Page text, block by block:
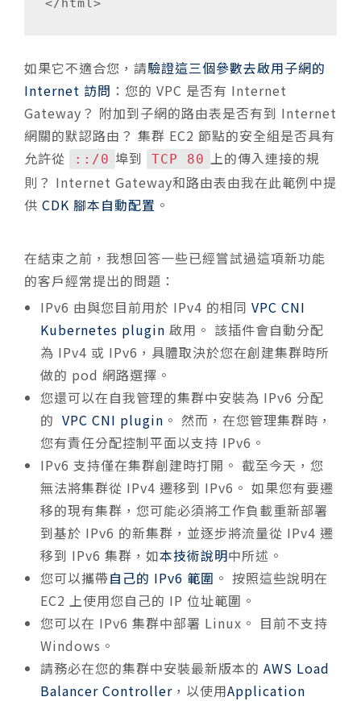
如果它不適合您，請驗證這三個參數去啟用子網的
Internet 訪問 ：您的 VPC 是否有 Internet
Gateway？ 附加到子網的路由表是否有到 Internet
網關的默認路由？ 集群 EC2 節點的安全組是否具有
允許從
::/0 埠到 TCP 80
上的傳入連接的規
則？ Internet Gateway和路由表由我在此範例中提
供 CDK 腳本自動配置 。
在結束之前，我想回答一些已經嘗試過這項新功能
的客戶經常提出的問題：
IPv6 由與您目前用於 IPv4 的相同 VPC CNI
Kubernetes plugin 啟用。 該插件會自動分配
為 IPv4 或 IPv6，具體取決於您在創建集群時所
做的 pod 網路選擇。
您還可以在自我管理的集群中安裝為 IPv6 分配
的 VPC CNI plugin 。 然而，在您管理集群時，
您有責任分配控制平面以支持 IPv6。
IPv6 支持僅在集群創建時打開。 截至今天，您
無法將集群從 IPv4 遷移到 IPv6。 如果您有要遷
移的現有集群，您可能必須將工作負載重新部署
到基於 IPv6 的新集群，並逐步將流量從 IPv4 遷
移到 IPv6 集群，如本技術說明中所述。
您可以攜帶自己的 IPv6 範圍 。 按照這些說明在
EC2 上使用您自己的 IP 位址範圍。
您可以在 IPv6 集群中部署 Linux。 目前不支持
Windows。
請務必在您的集群中安裝最新版本的 AWS Load
Balancer Controller ，以使用Application